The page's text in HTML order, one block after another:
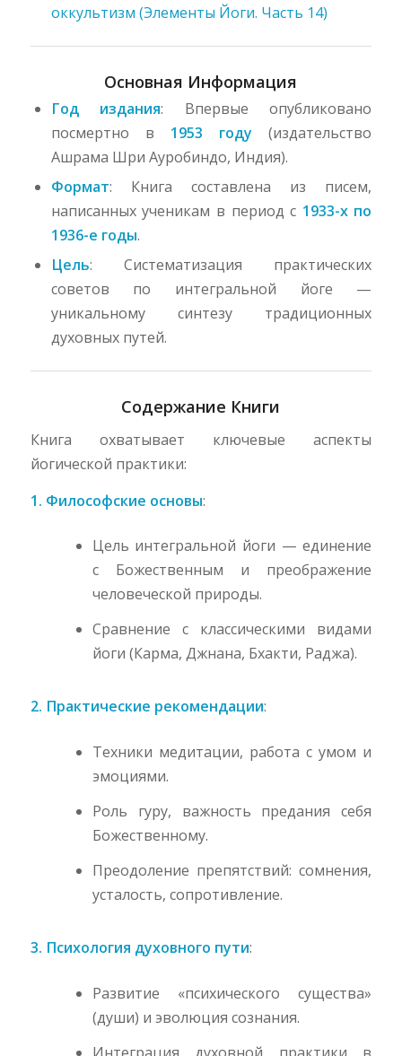
оккультизм (Элементы Йоги. Часть 14)
Основная Информация
Год издания: Впервые опубликовано
посмертно в 1953 году (издательство
Ашрама Шри Ауробиндо, Индия).
Формат: Книга составлена из писем,
написанных ученикам в период с 1933-х по
1936-е годы.
Цель: Систематизация практических
советов по интегральной йоге —
уникальному синтезу традиционных
духовных путей.
Содержание Книги
Книга охватывает ключевые аспекты
йогической практики:
1. Философские основы:
Цель интегральной йоги — единение
с Божественным и преображение
человеческой природы.
Сравнение с классическими видами
йоги (Карма, Джнана, Бхакти, Раджа).
2. Практические рекомендации:
Техники медитации, работа с умом и
эмоциями.
Роль гуру, важность предания себя
Божественному.
Преодоление препятствий: сомнения,
усталость, сопротивление.
3. Психология духовного пути:
Развитие «психического существа»
(души) и эволюция сознания.